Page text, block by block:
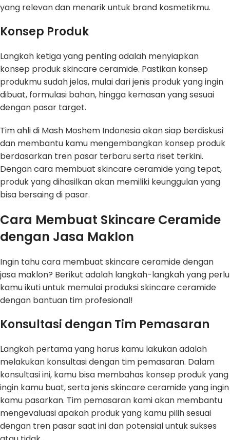
yang relevan dan menarik untuk brand kosmetikmu.
Konsep Produk
Langkah ketiga yang penting adalah menyiapkan
konsep produk skincare ceramide. Pastikan konsep
produkmu sudah jelas, mulai dari jenis produk yang ingin
dibuat, formulasi bahan, hingga kemasan yang sesuai
dengan pasar target.
Tim ahli di Mash Moshem Indonesia akan siap berdiskusi
dan membantu kamu mengembangkan konsep produk
berdasarkan tren pasar terbaru serta riset terkini.
Dengan cara membuat skincare ceramide yang tepat,
produk yang dihasilkan akan memiliki keunggulan yang
bisa bersaing di pasar.
Cara Membuat Skincare Ceramide
dengan Jasa Maklon
Ingin tahu cara membuat skincare ceramide dengan
jasa maklon? Berikut adalah langkah-langkah yang perlu
kamu ikuti untuk memulai produksi skincare ceramide
dengan bantuan tim profesional!
Konsultasi dengan Tim Pemasaran
Langkah pertama yang harus kamu lakukan adalah
melakukan konsultasi dengan tim pemasaran. Dalam
konsultasi ini, kamu bisa membahas konsep produk yang
ingin kamu buat, serta jenis skincare ceramide yang ingin
kamu pasarkan. Tim pemasaran kami akan membantu
mengevaluasi apakah produk yang kamu pilih sesuai
dengan tren pasar saat ini dan potensial untuk sukses